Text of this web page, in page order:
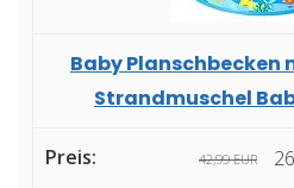
Baby Planschbecken
Strandmuschel
42,99 EUR